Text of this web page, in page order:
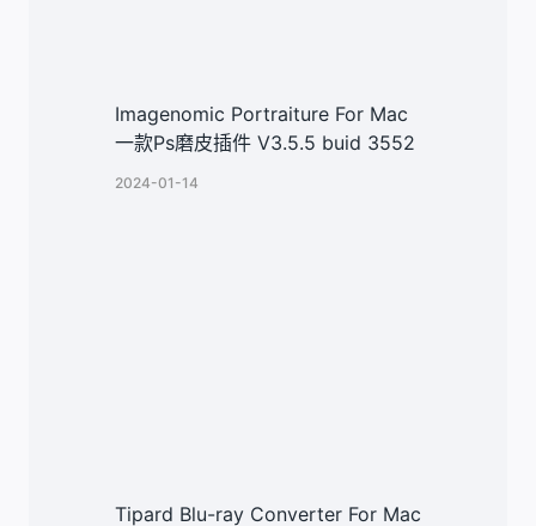
Imagenomic Portraiture For Mac
一款Ps磨皮插件 V3.5.5 buid 3552
2024-01-14
Tipard Blu-ray Converter For Mac